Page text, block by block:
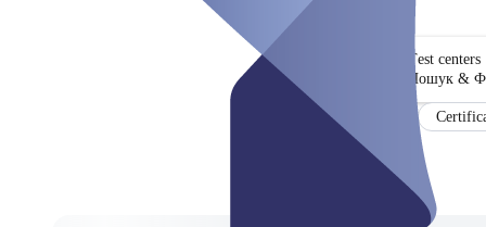
Test centers
Пошук &